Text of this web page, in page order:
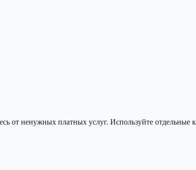
от ненужных платных услуг. Используйте отдельные